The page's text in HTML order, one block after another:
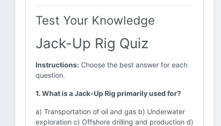
Test Your Knowledge
Jack-Up Rig Quiz
Instructions: Choose the best answer for each
question.
1. What is a Jack-Up Rig primarily used for?
a) Transportation of oil and gas b) Underwater
exploration c) Offshore drilling and production d)